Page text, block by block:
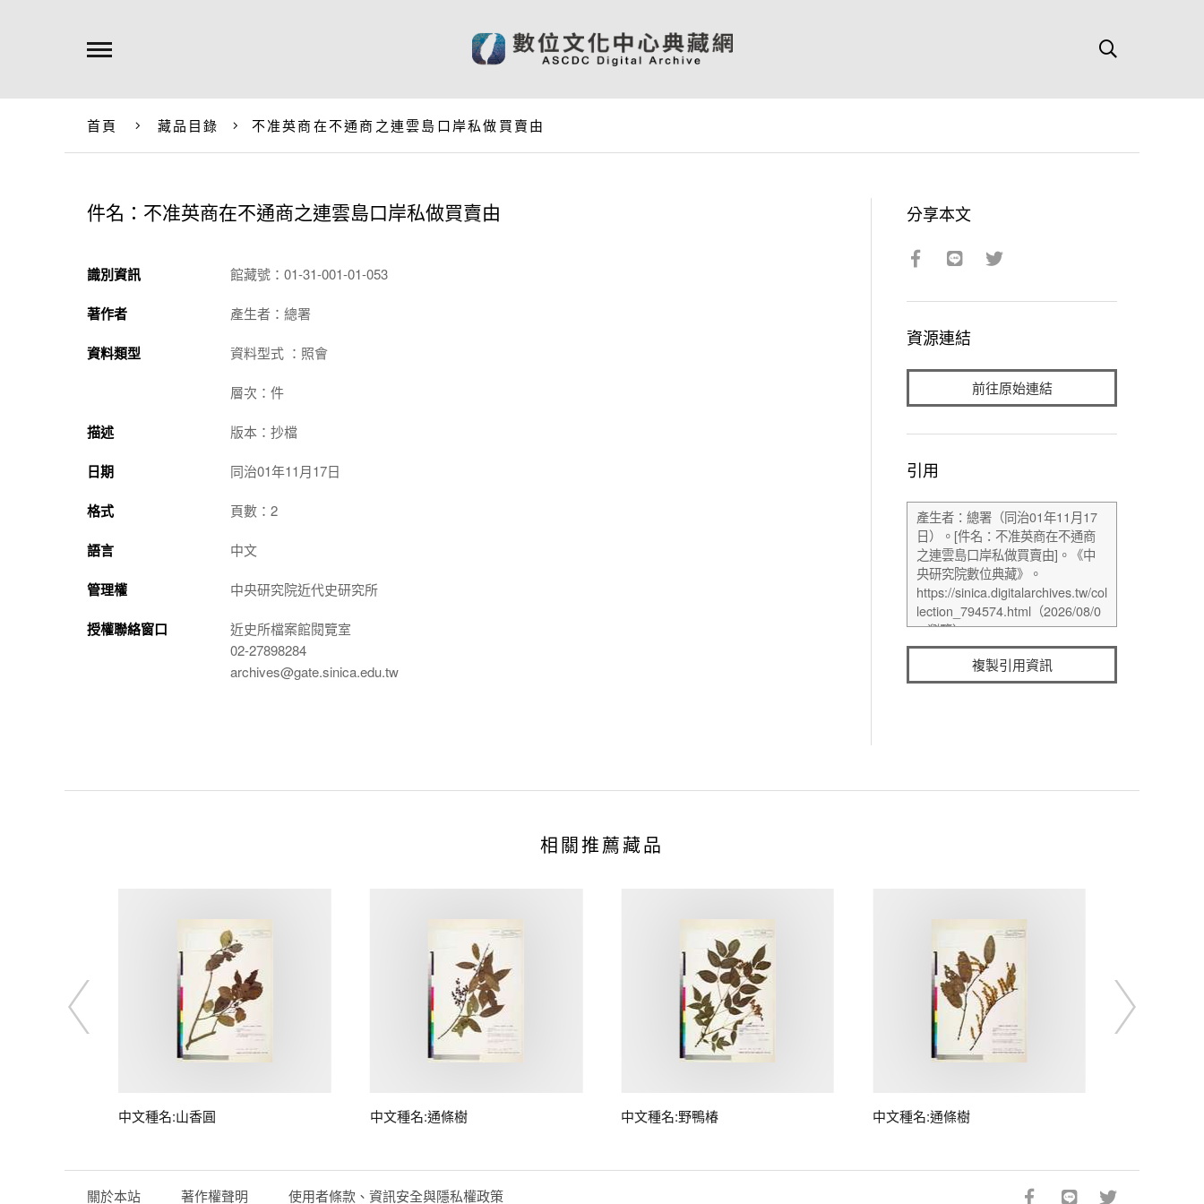
首頁 藏品目錄 不准英商在不通商之連雲島口岸私做買賣由
件名：不准英商在不通商之連雲島口岸私做買賣由
識別資訊 館藏號：01-31-001-01-053
著作者 產生者：總署
資料類型 資料型式 ：照會
層次：件
描述 版本：抄檔
日期 同治01年11月17日
格式 頁數：2
語言 中文
管理權 中央研究院近代史研究所
授權聯絡窗口
近史所檔案館閱覽室
02-27898284
archives@gate.sinica.edu.tw
分享本文
資源連結
前往原始連結
引用
複製引用資訊
相關推薦藏品
中文種名:山香圓 中文種名:通條樹 中文種名:野鴨椿 中文種名:通條樹
關於本站 著作權聲明 使用者條款、資訊安全與隱私權政策